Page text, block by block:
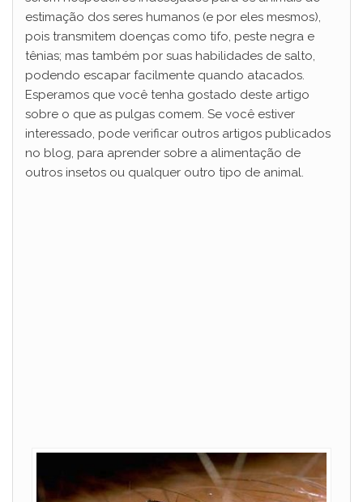
estimação dos seres humanos (e por eles mesmos),
pois transmitem doenças como tifo, peste negra e
tênias; mas também por suas habilidades de salto,
podendo escapar facilmente quando atacados.
Esperamos que você tenha gostado deste artigo
sobre o que as pulgas comem. Se você estiver
interessado, pode verificar outros artigos publicados
no blog, para aprender sobre a alimentação de
outros insetos ou qualquer outro tipo de animal.